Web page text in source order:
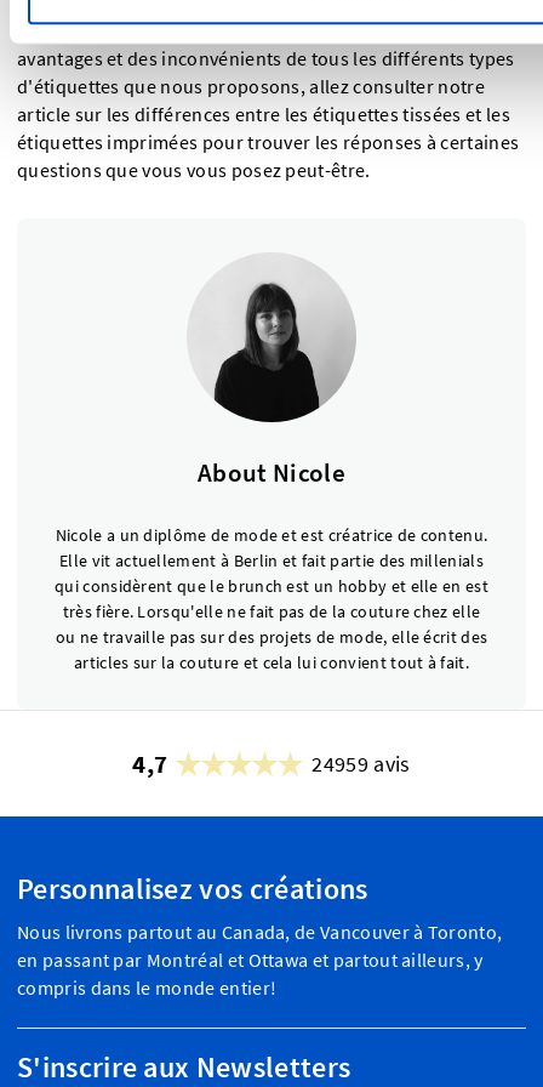
minutieux. Si vous n'êtes toujours pas certain des
avantages et des inconvénients de tous les différents types
d'étiquettes que nous proposons, allez consulter notre
article sur les différences entre les étiquettes tissées et les
étiquettes imprimées pour trouver les réponses à certaines
questions que vous vous posez peut-être.
About Nicole
Nicole a un diplôme de mode et est créatrice de contenu.
Elle vit actuellement à Berlin et fait partie des millenials
qui considèrent que le brunch est un hobby et elle en est
très fière. Lorsqu'elle ne fait pas de la couture chez elle
ou ne travaille pas sur des projets de mode, elle écrit des
articles sur la couture et cela lui convient tout à fait.
4,7 24959 avis
Personnalisez vos créations
Nous livrons partout au Canada, de Vancouver à Toronto,
en passant par Montréal et Ottawa et partout ailleurs, y
compris dans le monde entier!
S'inscrire aux Newsletters